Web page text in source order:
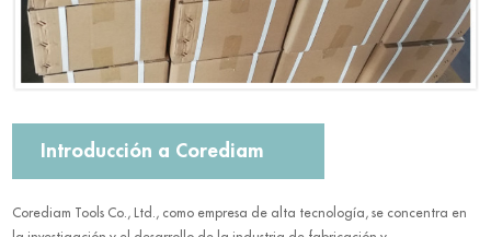
Introducción a Corediam
Corediam Tools Co., Ltd., como empresa de alta tecnología, se concentra en